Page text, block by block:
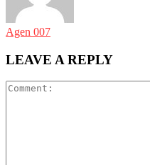
Agen 007
LEAVE A REPLY